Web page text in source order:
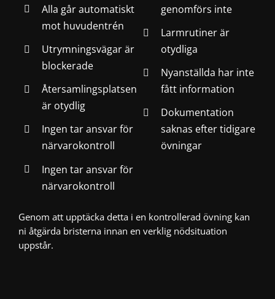
Alla går automatiskt
mot huvudentrén
Utrymningsvägar är
blockerade
Återsamlingsplatsen
är otydlig
Ingen tar ansvar för
närvarokontroll
Ingen tar ansvar för
närvarokontroll
genomförs inte
Larmrutiner är
otydliga
Nyanställda har inte
fått information
Dokumentation
saknas efter tidigare
övningar
Genom att upptäcka detta i en kontrollerad övning kan
ni åtgärda bristerna innan en verklig nödsituation
uppstår.